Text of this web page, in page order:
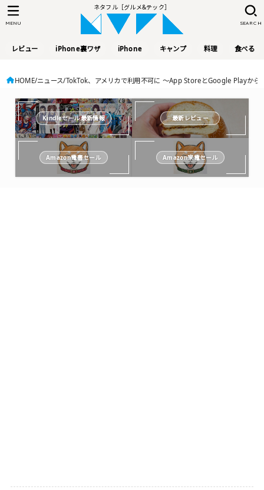
ネタフル［グルメ&テック］
レビュー iPhone裏ワザ iPhone キャンプ 料理 食べる
SEARCH
MENU
HOME ニュース TokTok、アメリカで利用不可に 〜App StoreとGoogle Playから
Kindleセール最新情報 最新レビュー
Amazon電書セール Amazon家電セール